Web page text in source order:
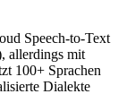
Speech-to-Text
allerdings mit
100+ Sprachen
Dialekte